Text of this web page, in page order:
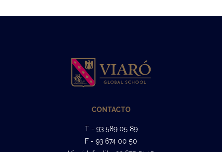
CONTACTO
T - 93 589 05 89
F - 93 674 00 50